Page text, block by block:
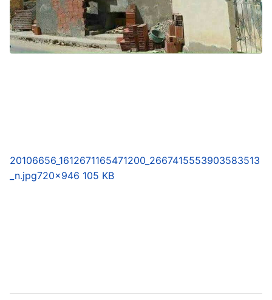
20106656_1612671165471200_2667415553903583513
_n.jpg720×946 105 KB